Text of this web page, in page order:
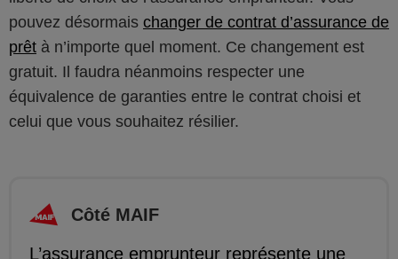
pouvez désormais changer de contrat d’assurance de
prêt à n’importe quel moment. Ce changement est
gratuit. Il faudra néanmoins respecter une
équivalence de garanties entre le contrat choisi et
celui que vous souhaitez résilier.
Côté MAIF
L’assurance emprunteur représente une